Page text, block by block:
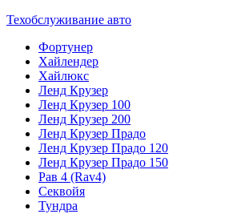
Техобслуживание авто
Фортунер
Хайлендер
Хайлюкс
Ленд Крузер
Ленд Крузер 100
Ленд Крузер 200
Ленд Крузер Прадо
Ленд Крузер Прадо 120
Ленд Крузер Прадо 150
Рав 4 (Rav4)
Секвойя
Тундра